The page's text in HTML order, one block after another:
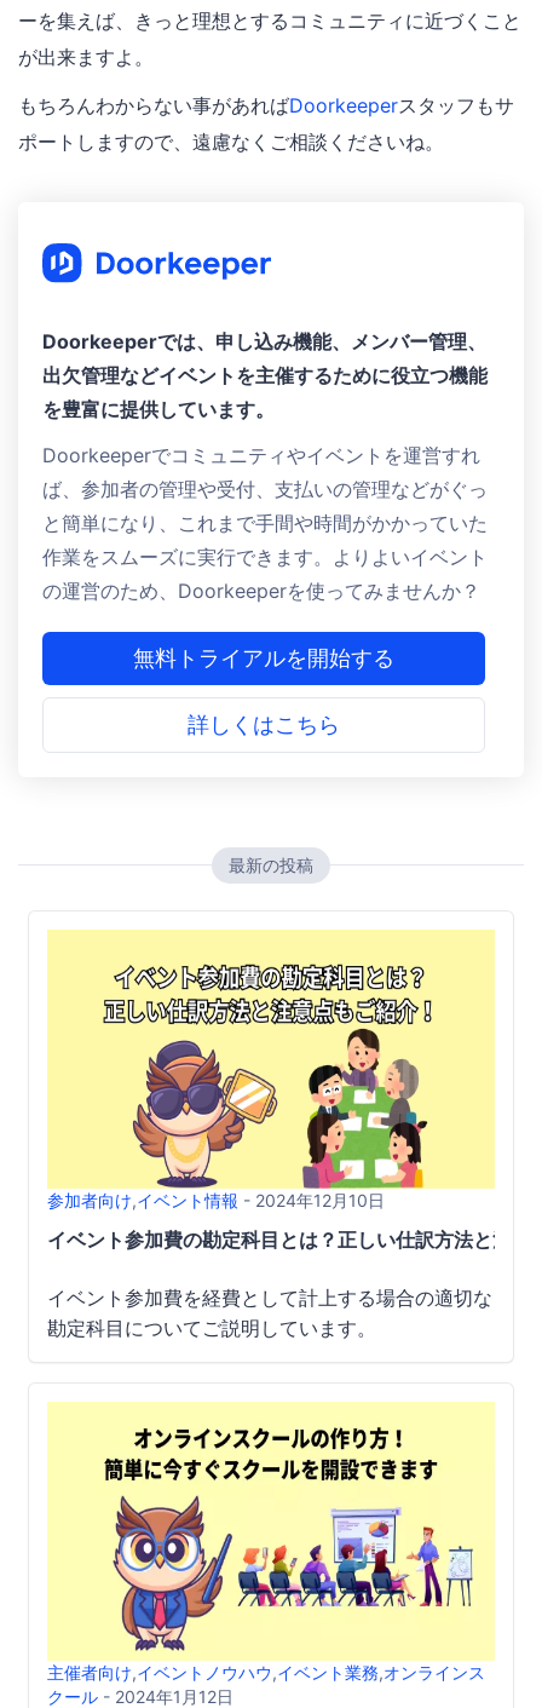
ーを集えば、きっと理想とするコミュニティに近づくこと
が出来ますよ。
もちろんわからない事があればDoorkeeperスタッフもサ
ポートしますので、遠慮なくご相談くださいね。
Doorkeeperでは、申し込み機能、メンバー管理、
出欠管理などイベントを主催するために役立つ機能
を豊富に提供しています。
Doorkeeperでコミュニティやイベントを運営すれ
ば、参加者の管理や受付、支払いの管理などがぐっ
と簡単になり、これまで手間や時間がかかっていた
作業をスムーズに実行できます。よりよいイベント
の運営のため、Doorkeeperを使ってみませんか？
無料トライアルを開始する
詳しくはこちら
最新の投稿
参加者向け,イベント情報 - 2024年12月10日
イベント参加費の勘定科目とは？正しい仕訳方法と注意
イベント参加費を経費として計上する場合の適切な
勘定科目についてご説明しています。
主催者向け,イベントノウハウ,イベント業務,オンラインス
クール - 2024年1月12日